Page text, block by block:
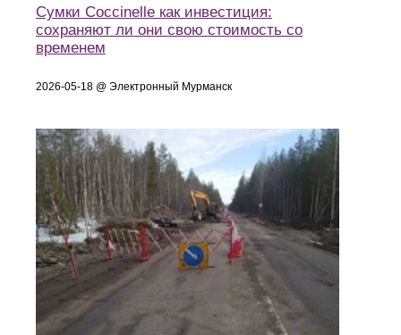
Сумки Coccinelle как инвестиция:
сохраняют ли они свою стоимость со
временем
2026-05-18 @ Электронный Мурманск